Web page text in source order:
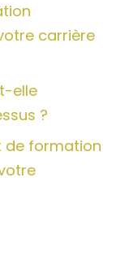
carrière
elle
?
de formation